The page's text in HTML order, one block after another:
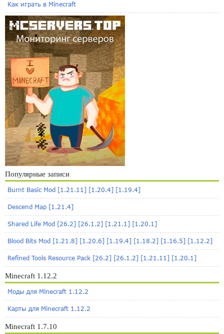
Как играть в Minecraft
Популярные записи
Burnt Basic Mod [1.21.11] [1.20.4] [1.19.4]
Descend Map [1.21.4]
Shared Life Mod [26.2] [26.1.2] [1.21.1] [1.20.1]
Blood Bits Mod [1.21.8] [1.20.6] [1.19.4] [1.18.2] [1.16.5] [1.12.2]
Refined Tools Resource Pack [26.2] [26.1.2] [1.21.11] [1.20.1]
Minecraft 1.12.2
Моды для Minecraft 1.12.2
Карты для Minecraft 1.12.2
Minecraft 1.7.10